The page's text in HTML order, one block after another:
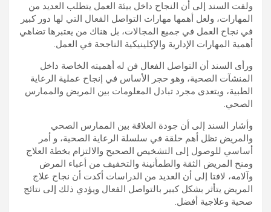
ولفت السند إلى أن النجاح داخل بيئة العمل يتطلب العديد من
المهارات، ولعل أهمها مهارات التواصل الفعال التي لها دور كبير
في نجاح العمل في جميع المجالات، بل هناك من يعتبرها تضاهي
أهمية المهارات الإدارية والإكلينيكية الناجحة في العمل.
ورأى السند أن التواصل الفعال فن له أهميته الخاصة داخل
المنشآت الصحية، وهو حجر الأساس في إنجاح عملية الرعاية
الطبية، ويتعدى مجرد تبادل المعلومات بين المريض والممارس
الصحي.
وأشار السند إلى أن جودة العلاقة بين الممارس الصحي
والمريض تظل أهم حلقة في سلسلة الرعاية الصحية، و أمر
أساسي للوصول إلى التشخيص الصحيح والالتزام بخطة العلاج
ومنح المريض الثقة والطمأنينة والتخفيف من أعباء المرض
وآلامه، لافتا إلى أن العديد من الدراسات أكدت أن نجاح علاج
المريض يتأثر بشكل كبير بالتواصل الفعال ويؤدي ذلك إلى نتائج
صحية وعلاجية أفضل.